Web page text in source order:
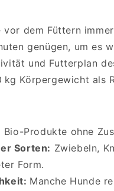
dem Füttern
genügen, um es
und Futterplan
kg Körpergewicht als
Bio-Produkte ohne
Sorten: Zwiebeln,
Form.
: Manche Hunde